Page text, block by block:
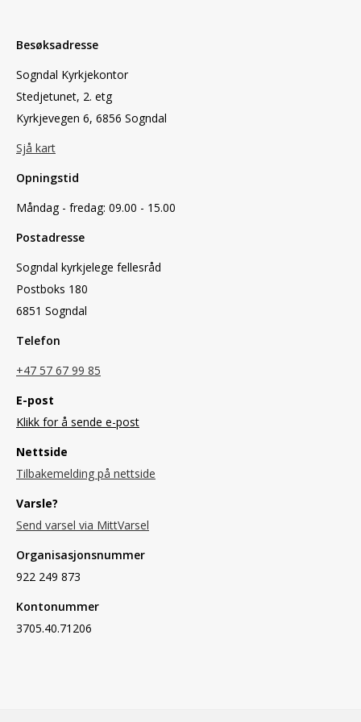
Besøksadresse
Sogndal Kyrkjekontor
Stedjetunet, 2. etg
Kyrkjevegen 6, 6856 Sogndal
Sjå kart
Opningstid
Måndag - fredag: 09.00 - 15.00
Postadresse
Sogndal kyrkjelege fellesråd
Postboks 180
6851 Sogndal
Telefon
+47 57 67 99 85
E-post
Klikk for å sende e-post
Nettside
Tilbakemelding på nettside
Varsle?
Send varsel via MittVarsel
Organisasjonsnummer
922 249 873
Kontonummer
3705.40.71206